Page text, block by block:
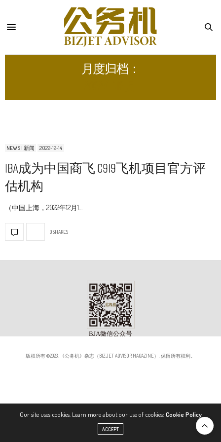
月度归档：
NEWS | 新闻 2022-12-14
IBA成为中国商飞 C919飞机项目官方评
估机构
（中国上海，2022年12月1…
0 SHARES
版权所有 ©2023, 《公务机》杂志（BIZJET ADVISOR MAGAZINE）. 保留所有权利。
Our site uses cookies. Learn more about our use of cookies: Cookie Policy
ACCEPT